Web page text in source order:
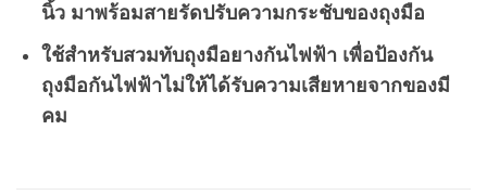
นิ้ว มาพร้อมสายรัดปรับความกระชับของถุงมือ
ใช้สำหรับสวมทับถุงมือยางกันไฟฟ้า เพื่อป้องกัน
ถุงมือกันไฟฟ้าไม่ให้ได้รับความเสียหายจากของมี
คม